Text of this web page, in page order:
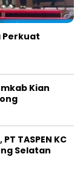
Perkuat
Kian
TASPEN KC
Selatan